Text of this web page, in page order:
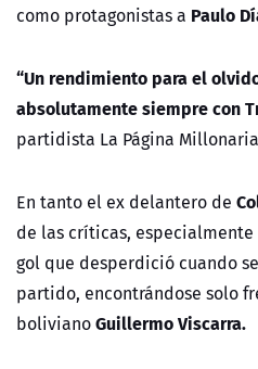
como protagonistas a Paulo
“Un rendimiento para el
absolutamente siempre con
partidista La Página
En tanto el ex delantero de
de las críticas,
gol que desperdició cuando
partido, encontrándose solo
bolivianoGuillermo Viscarra.